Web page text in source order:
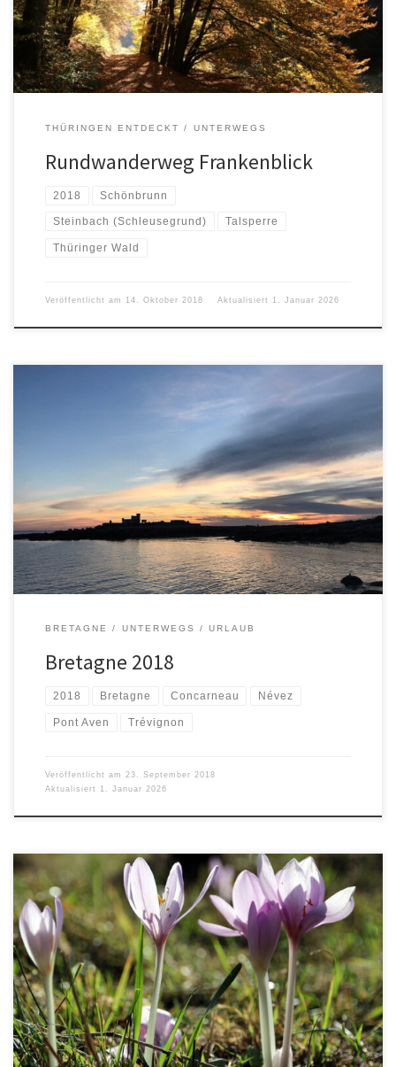
https://www.thueringen.info/schoenbrunn-gewuerzmuseum.html
THÜRINGEN ENTDECKT UNTERWEGS
Rundwanderweg Frankenblick
2018 Schönbrunn
Steinbach (Schleusegrund) Talsperre
Thüringer Wald
Veröffentlicht am 14. Oktober 2018 Aktualisiert 1. Januar 2026
BRETAGNE UNTERWEGS URLAUB
Bretagne 2018
2018 Bretagne Concarneau Névez
Pont Aven Trévignon
Veröffentlicht am
23. September 2018
Aktualisiert
1. Januar 2026